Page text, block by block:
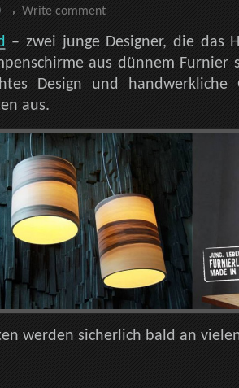
Write comment
– zwei junge Designer, die das
aus dünnem Furnier
Design und handwerkliche
aus.
werden sicherlich bald an